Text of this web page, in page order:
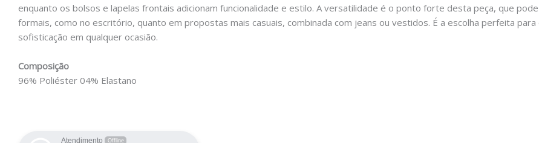
enquanto os bolsos e lapelas frontais adicionam funcionalidade e estilo. A versatilidade é o ponto forte desta peça, que
formais, como no escritório, quanto em propostas mais casuais, combinada com jeans ou vestidos. É a escolha perfeita
sofisticação em qualquer ocasião.
Composição
96% Poliéster 04% Elastano
Atendimento Offline